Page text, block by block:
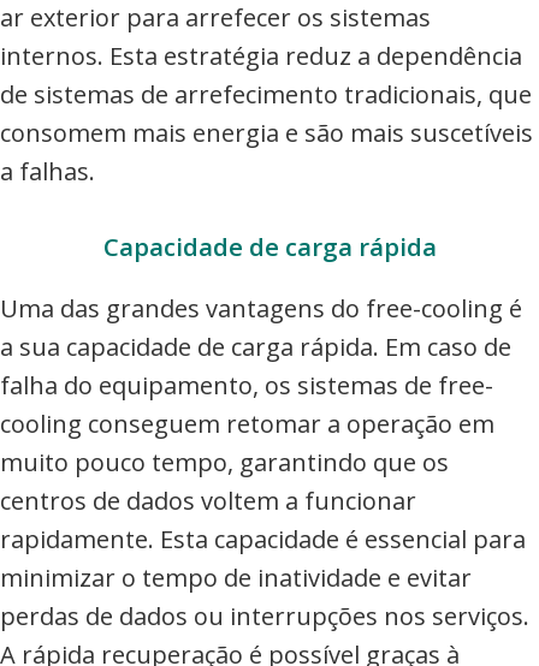
ar exterior para arrefecer os sistemas
internos. Esta estratégia reduz a dependência
de sistemas de arrefecimento tradicionais, que
consomem mais energia e são mais suscetíveis
a falhas.
Capacidade de carga rápida
Uma das grandes vantagens do free-cooling é
a sua capacidade de carga rápida. Em caso de
falha do equipamento, os sistemas de free-
cooling conseguem retomar a operação em
muito pouco tempo, garantindo que os
centros de dados voltem a funcionar
rapidamente. Esta capacidade é essencial para
minimizar o tempo de inatividade e evitar
perdas de dados ou interrupções nos serviços.
A rápida recuperação é possível graças à